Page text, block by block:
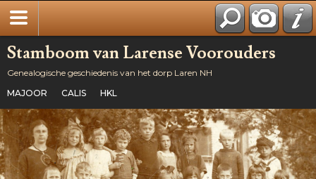
Stamboom van Larense Voorouders
Genealogische geschiedenis van het dorp Laren NH
MAJOOR
CALIS HKL